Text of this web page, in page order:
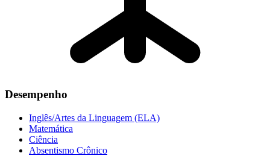
Desempenho
Inglês/Artes da Linguagem (ELA)
Matemática
Ciência
Absentismo Crônico